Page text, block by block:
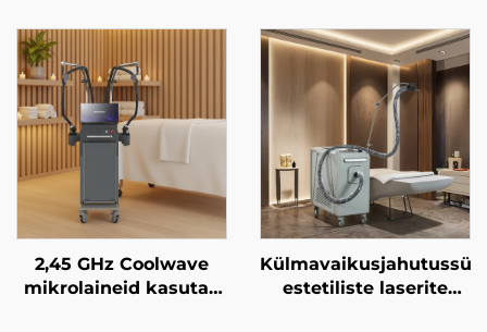
3000 W võimsusega
4-in-1 diodlasermasin
juukse
eemaldamiseks, millel
on asendatavad
kohtad ja
lainepikkused 755 nm,
808 nm, 940 nm ja
1064 nm
selluliitdiodelasermasin
(1060 nm) keha
kujundamise ja
õhukestamise masin
2,45 GHz Coolwave
mikrolaineid kasutav
estetiliste laserite